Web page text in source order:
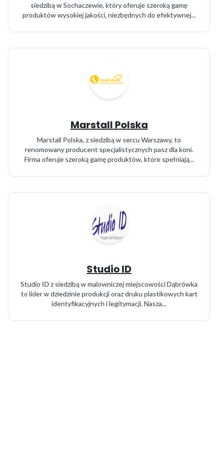
siedzibą w Sochaczewie, który oferuje szeroką gamę
produktów wysokiej jakości, niezbędnych do efektywnej...
Marstall Polska
Marstall Polska, z siedzibą w sercu Warszawy, to
renomowany producent specjalistycznych pasz dla koni.
Firma oferuje szeroką gamę produktów, które spełniają...
Studio ID
Studio ID z siedzibą w malowniczej miejscowości Dąbrówka
to lider w dziedzinie produkcji oraz druku plastikowych kart
identyfikacyjnych i legitymacji. Nasza...